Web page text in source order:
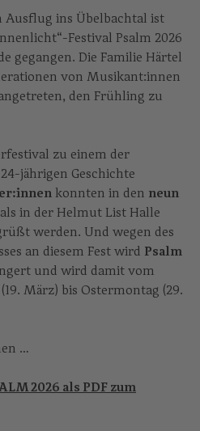
ins Übelbachtal ist
Festival Psalm 2026
gegangen. Die Familie Härtel
von Musikant:innen
den Frühling zu
zu einem der
jährigen Geschichte
konnten in den neun
in der Helmut List Halle
werden. Und wegen des
an diesem Fest wird Psalm
und wird damit vom
März) bis Ostermontag (29.
…
2026 als PDF zum